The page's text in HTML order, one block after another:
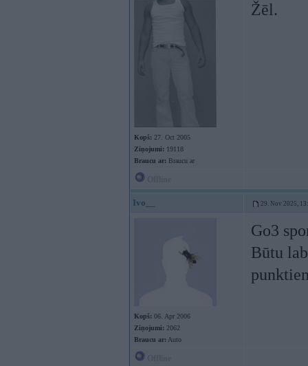
Kopš: 27. Oct 2005
Ziņojumi: 19118
Braucu ar: Braucu ar
Žēl.
Ivo__ 29. Nov 2025,
Kopš: 06. Apr 2006
Ziņojumi: 2062
Braucu ar: Auto
Go3
Būtu